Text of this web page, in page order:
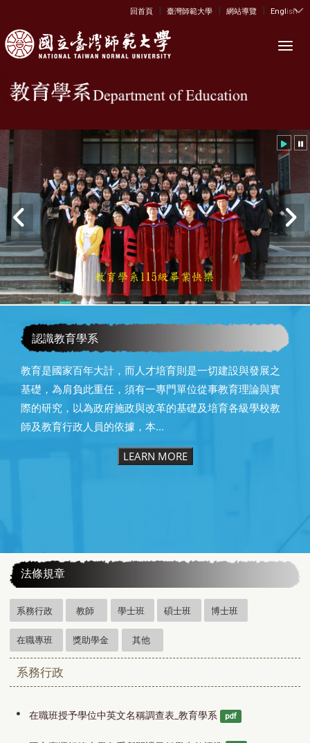
:::
回首頁 | 臺灣師範大學 | 網站導覽 | English
認識教育學系
教育是國家百年大計，而人才培育則是一切建設與發展之
基礎，為肩負此重任，須有一專門單位從事教育理論與實
際的研究，以為政府施政與改革的基礎及培育各級學校教
師及教育行政人員的依據，本...
LEARN MORE
法條規章
系務行政 教師 學士班 碩士班 博士班
在職專班 獎助學金 其他
系務行政
在職班授予學位中英文名稱調查表_教育學系 pdf